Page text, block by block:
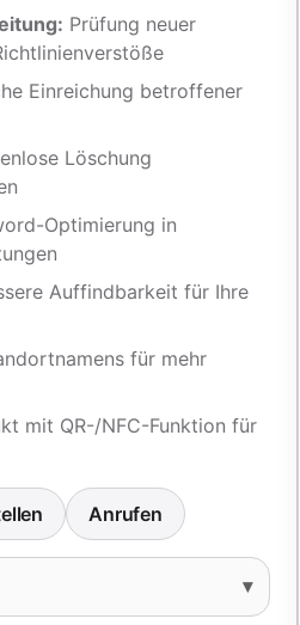
Prüfung neuer
Einreichung betroffener
Löschung
Optimierung in
Auffindbarkeit für Ihre
für mehr
mit QR-/NFC-Funktion für
Anrufen